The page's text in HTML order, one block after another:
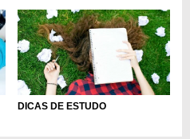
DICAS DE ESTUDO